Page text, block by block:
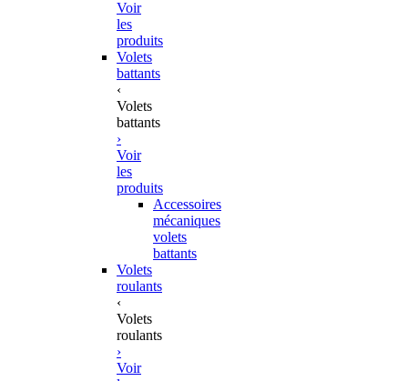
Voir
les
produits
Volets
battants
‹
Volets
battants
›
Voir
les
produits
Accessoires
mécaniques
volets
battants
Volets
roulants
‹
Volets
roulants
›
Voir